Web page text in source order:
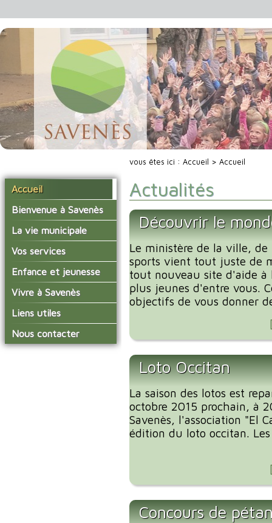
Accueil
Bienvenue à Savenès
Situer Savenès
Savenès en chiffre
L'histoire du village
Actualités de Savenès
sur ladepeche.fr
La vie municipale
Vos élus
Les compte-rendus du
conseil municipal
Les commissions
Les diverses
délégations/syndicats
L'urbanisme
Vos services
La mairie
Le service technique
Les services de l'école
Les installations
municipales
La collecte des ordures
Enfance et jeunesse
L'école primaire
La garderie et la cantine
Le temps périscolaire
La petite enfance
Vivre à Savenès
Agenda Salle des Fetes
Liens utiles
Communauté de
Communes Grand Sud
Tarn et Garonne
Nous contacter
vous êtes ici : Accueil > Accueil
Actualités
Découvrir le
Le ministère de la ville, de
sports vient tout juste de
tout nouveau site d'aide à
plus jeunes d'entre vous.
objectifs de vous donner
Loto Occitan
La saison des lotos est
octobre 2015 prochain, à
Savenès, l'association "El
édition du loto occitan.
Concours de